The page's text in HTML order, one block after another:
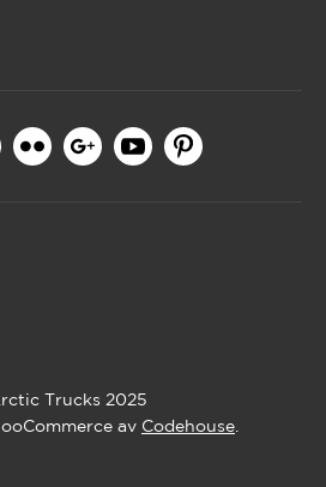
Trucks 2025
av Codehouse